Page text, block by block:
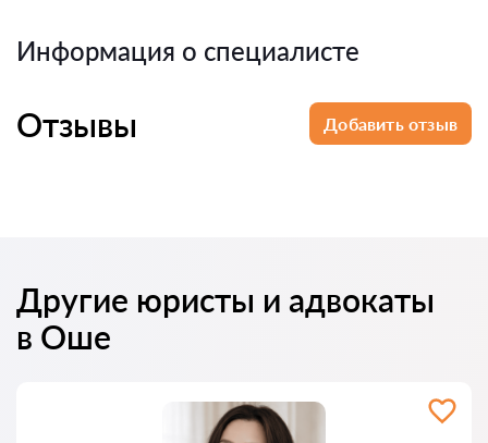
Информация о специалисте
Отзывы Добавить отзыв
Другие юристы и адвокаты
в Оше